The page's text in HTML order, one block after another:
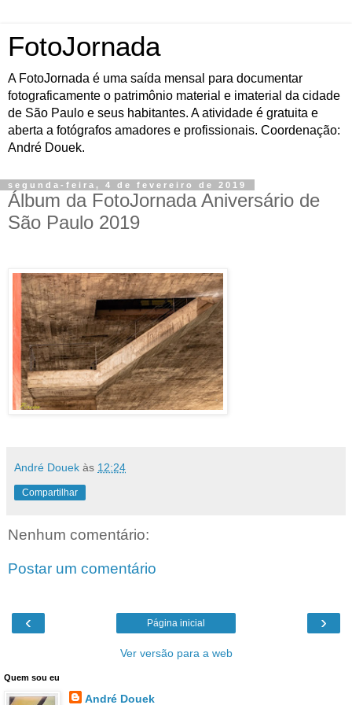
FotoJornada
A FotoJornada é uma saída mensal para documentar
fotograficamente o patrimônio material e imaterial da cidade
de São Paulo e seus habitantes. A atividade é gratuita e
aberta a fotógrafos amadores e profissionais. Coordenação:
André Douek.
segunda-feira, 4 de fevereiro de 2019
Álbum da FotoJornada Aniversário de
São Paulo 2019
André Douek às 12:24
Compartilhar
Nenhum comentário:
Postar um comentário
‹ ›
Página inicial
Ver versão para a web
Quem sou eu
André Douek